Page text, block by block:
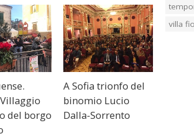
del borgo
A Sofia trionfo del
binomio Lucio
Dalla-Sorrento
villa